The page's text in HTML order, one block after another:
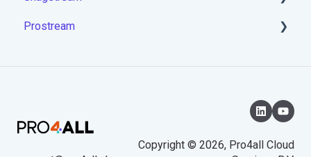
Aan de slag met Snagstream
Tekeningen op de app
Prostream
Copyright © 2026, Pro4all Cloud